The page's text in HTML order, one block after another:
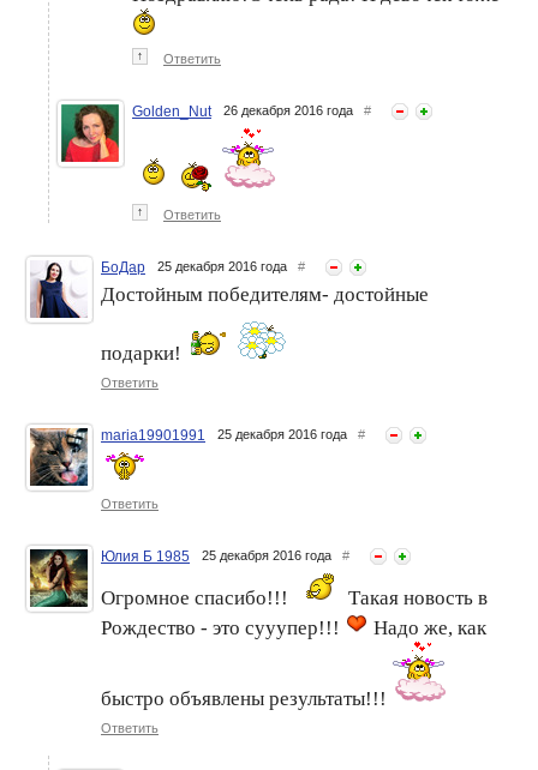
↑ Ответить
Golden_Nut 26 декабря 2016 года #
↑ Ответить
БоДар 25 декабря 2016 года #
Достойным победителям- достойные
подарки!
Ответить
maria19901991 25 декабря 2016 года #
Ответить
Юлия Б 1985 25 декабря 2016 года #
Огромное спасибо!!!
Такая новость в
Рождество - это сууупер!!!
Надо же, как
быстро объявлены результаты!!!
Ответить